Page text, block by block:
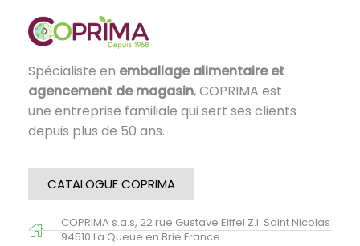
Spécialiste en emballage alimentaire et
agencement de magasin, COPRIMA est
une entreprise familiale qui sert ses clients
depuis plus de 50 ans.
CATALOGUE COPRIMA
COPRIMA s.a.s, 22 rue Gustave Eiffel Z.I. Saint Nicolas
94510 La Queue en Brie France